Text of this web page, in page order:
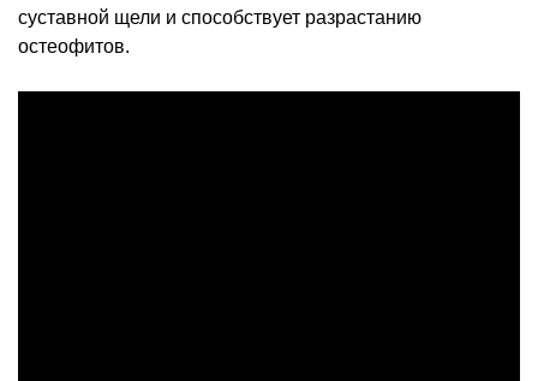
суставной щели и способствует разрастанию
остеофитов.